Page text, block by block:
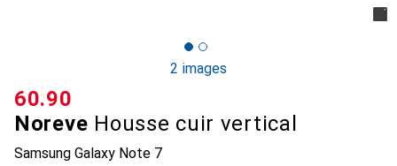
2 images
Noreve Housse cuir vertical
Samsung Galaxy Note 7
CHF
60.90